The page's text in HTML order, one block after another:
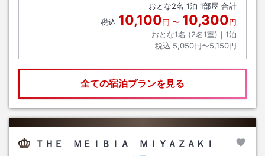
おとな2名 1泊 1部屋 合計
税込 10,100円 〜 10,300円
おとな1名 (2名1室)｜ 1泊
税込 5,050円〜5,150円
全ての宿泊プランを見る
ＴＨＥ ＭＥＩＢＩＡ ＭＩＹＡＺＡＫＩ